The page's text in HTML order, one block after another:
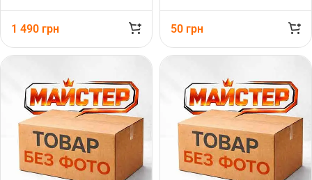
1 490 грн 50 грн